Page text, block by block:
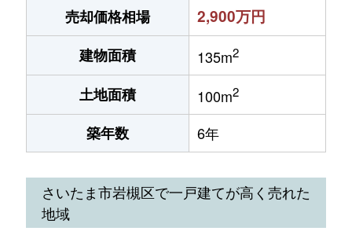
売却価格相場
2,900万円
建物面積 135m2
土地面積 100m2
築年数 6年
さいたま市岩槻区で一戸建てが高く売れた
地域